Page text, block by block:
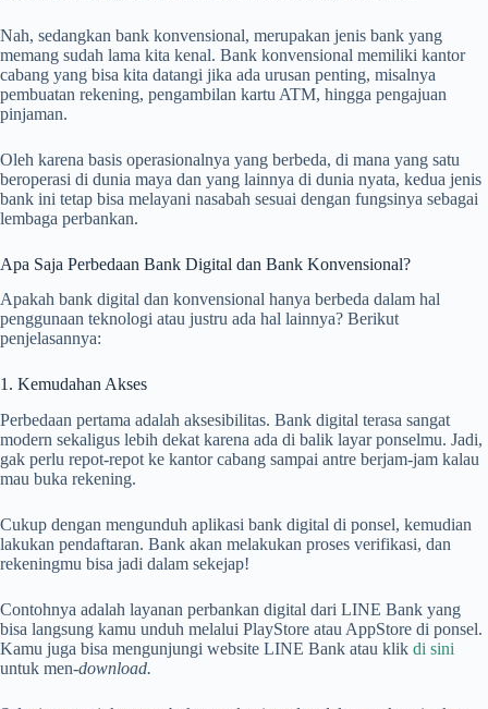
Nah, sedangkan bank konvensional, merupakan jenis bank yang
memang sudah lama kita kenal. Bank konvensional memiliki kantor
cabang yang bisa kita datangi jika ada urusan penting, misalnya
pembuatan rekening, pengambilan kartu ATM, hingga pengajuan
pinjaman.
Oleh karena basis operasionalnya yang berbeda, di mana yang satu
beroperasi di dunia maya dan yang lainnya di dunia nyata, kedua jenis
bank ini tetap bisa melayani nasabah sesuai dengan fungsinya sebagai
lembaga perbankan.
Apa Saja Perbedaan Bank Digital dan Bank Konvensional?
Apakah bank digital dan konvensional hanya berbeda dalam hal
penggunaan teknologi atau justru ada hal lainnya? Berikut
penjelasannya:
1. Kemudahan Akses
Perbedaan pertama adalah aksesibilitas. Bank digital terasa sangat
modern sekaligus lebih dekat karena ada di balik layar ponselmu. Jadi,
gak perlu repot-repot ke kantor cabang sampai antre berjam-jam kalau
mau buka rekening.
Cukup dengan mengunduh aplikasi bank digital di ponsel, kemudian
lakukan pendaftaran. Bank akan melakukan proses verifikasi, dan
rekeningmu bisa jadi dalam sekejap!
Contohnya adalah layanan perbankan digital dari LINE Bank yang
bisa langsung kamu unduh melalui PlayStore atau AppStore di ponsel.
Kamu juga bisa mengunjungi website LINE Bank atau klik di sini
untuk men-download.